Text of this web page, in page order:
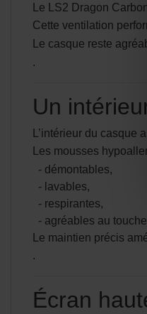
Le LS2 Dragon
Cette ventilation
Le casque reste
.
Un
L’intérieur du casque
Les mousses
- démontables,
- lavables,
- respirantes,
- agréables au
Le maintien précis
.
Écran